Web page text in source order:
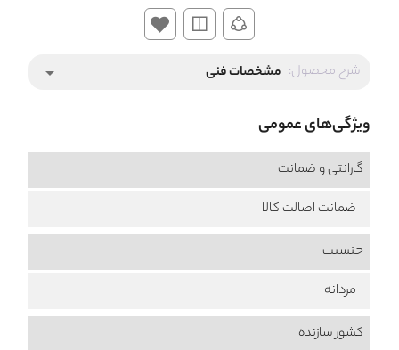
شرح محصول: مشخصات فنی arrow_drop_down
ویژگی‌های عمومی
گارانتی و ضمانت
ضمانت اصالت کالا
جنسیت
مردانه
کشور سازنده